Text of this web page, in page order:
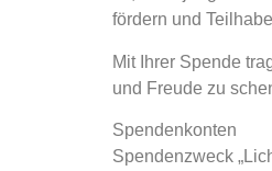
fördern und
Mit Ihrer Spende
und Freude zu
Spendenkonten
Spendenzweck